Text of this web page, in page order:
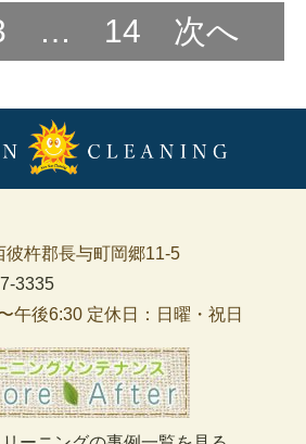
… 14 次へ
彼杵郡長与町岡郷11-5
3335
午後6:30 定休日：日曜・祝日